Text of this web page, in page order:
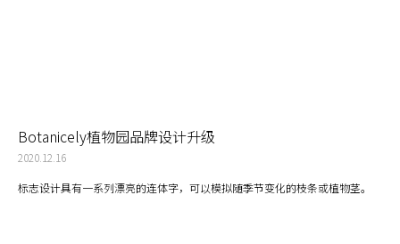
Botanicely植物园品牌设计升级
2020.12.16
标志设计具有一系列漂亮的连体字，可以模拟随季节变化的枝条或植物茎。